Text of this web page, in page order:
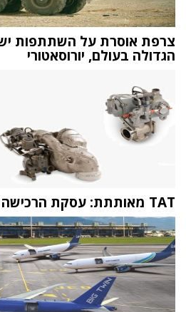
צרפת אוסרת על השתתפות
הגדולה בעולם, יורוסאטורי
TAT מאותתת: עסקת הרכישה הראשונה מתקרבת